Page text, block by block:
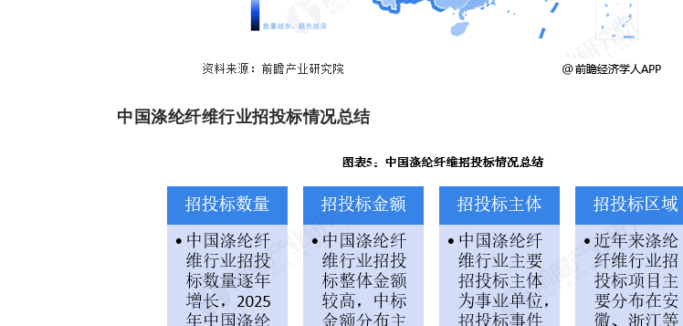
中国涤纶纤维行业招投标情况总结